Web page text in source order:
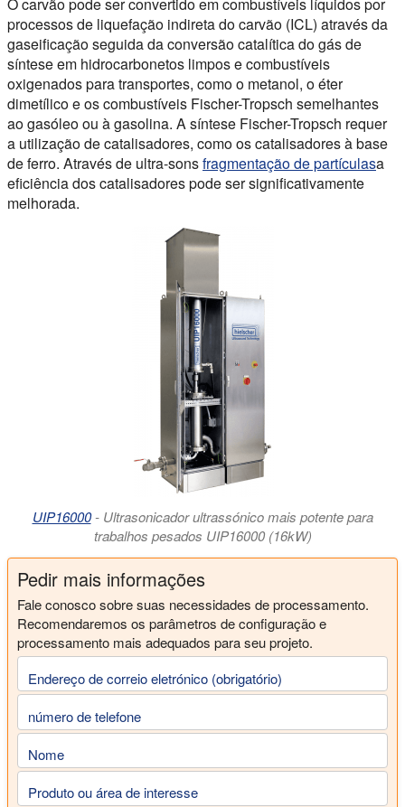
O carvão pode ser convertido em combustíveis líquidos por
processos de liquefação indireta do carvão (ICL) através da
gaseificação seguida da conversão catalítica do gás de
síntese em hidrocarbonetos limpos e combustíveis
oxigenados para transportes, como o metanol, o éter
dimetílico e os combustíveis Fischer-Tropsch semelhantes
ao gasóleo ou à gasolina. A síntese Fischer-Tropsch requer
a utilização de catalisadores, como os catalisadores à base
de ferro. Através de ultra-sonsfragmentação de partículasa
eficiência dos catalisadores pode ser significativamente
melhorada.
UIP16000- Ultrasonicador ultrassónico mais potente para
trabalhos pesados UIP16000 (16kW)
Pedir mais informações
Fale conosco sobre suas necessidades de processamento.
Recomendaremos os parâmetros de configuração e
processamento mais adequados para seu projeto.
Endereço de correio eletrónico (obrigatório)
número de telefone
Nome
Produto ou área de interesse